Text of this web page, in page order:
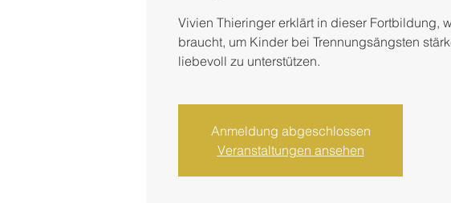
Vivien Thieringer erklärt in dieser Fortbildung,
braucht, um Kinder bei Trennungsängsten
liebevoll zu unterstützen.
Anmeldung abgeschlossen
Veranstaltungen ansehen